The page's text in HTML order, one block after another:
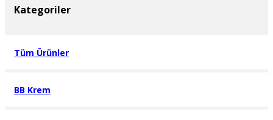
Kategoriler
Tüm Ürünler
BB Krem